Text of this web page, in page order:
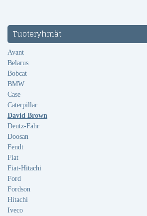
Tuoteryhmät
Avant
Belarus
Bobcat
BMW
Case
Caterpillar
David Brown
Deutz-Fahr
Doosan
Fendt
Fiat
Fiat-Hitachi
Ford
Fordson
Hitachi
Iveco